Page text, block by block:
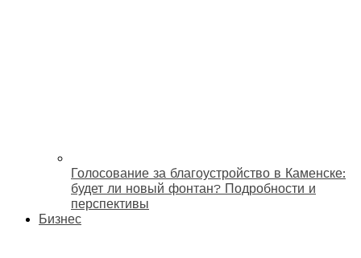
Голосование за благоустройство в Каменске:
будет ли новый фонтан? Подробности и
перспективы
Бизнес